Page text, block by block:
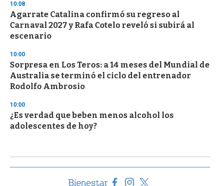
10:08
Agarrate Catalina confirmó su regreso al
Carnaval 2027 y Rafa Cotelo reveló si subirá al
escenario
10:00
Sorpresa en Los Teros: a 14 meses del Mundial de
Australia se terminó el ciclo del entrenador
Rodolfo Ambrosio
10:00
¿Es verdad que beben menos alcohol los
adolescentes de hoy?